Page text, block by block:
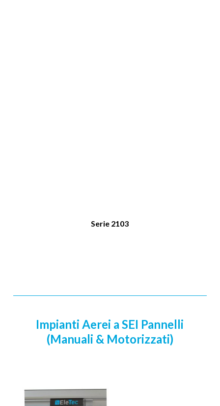
Serie 2103
Impianti Aerei a SEI Pannelli
(Manuali & Motorizzati)